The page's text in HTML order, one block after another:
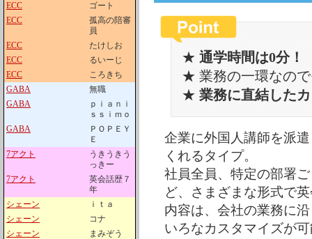
ECC
ゴート
ECC
孤高の陪審
員
ECC
たけしお
ECC
るいーじ
ECC
ころきち
GABA
無職
GABA
ｐｉａｎｉ
ｓｓｉｍｏ
GABA
ＰＯＰＥＹ
Ｅ
7アクト
うきうきう
っきー
7アクト
英会話歴７
年
シェーン
ｉｔａ
シェーン
コナ
シェーン
まみぞう
★ 通学時間は0分！
★ 業務の一環なの
★ 業務に直結した
企業に外国人講師を派
くれるタイプ。
社員全員、特定の部署
ど、さまざまな形式で
内容は、会社の業務に
いろなカスタマイズが